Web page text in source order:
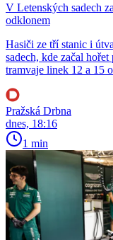
V Letenských sadech
odklonem
Hasiči ze tří stanic i
sadech, kde začal
tramvaje linek 12 a 15
Pražská Drbna
dnes, 18:16
1 min